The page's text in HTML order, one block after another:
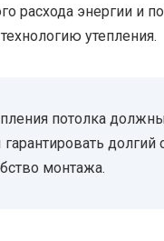
расхода энергии
утепления.
потолка
монтажа.